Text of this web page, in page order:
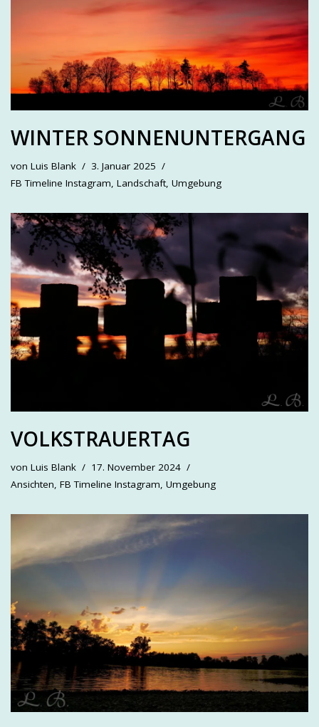
WINTER SONNENUNTERGANG
von Luis Blank
3. Januar 2025
FB Timeline Instagram, Landschaft, Umgebung
VOLKSTRAUERTAG
von Luis Blank
17. November 2024
Ansichten, FB Timeline Instagram, Umgebung